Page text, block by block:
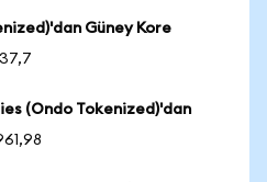
Güney Kore
(Ondo Tokenized)'dan